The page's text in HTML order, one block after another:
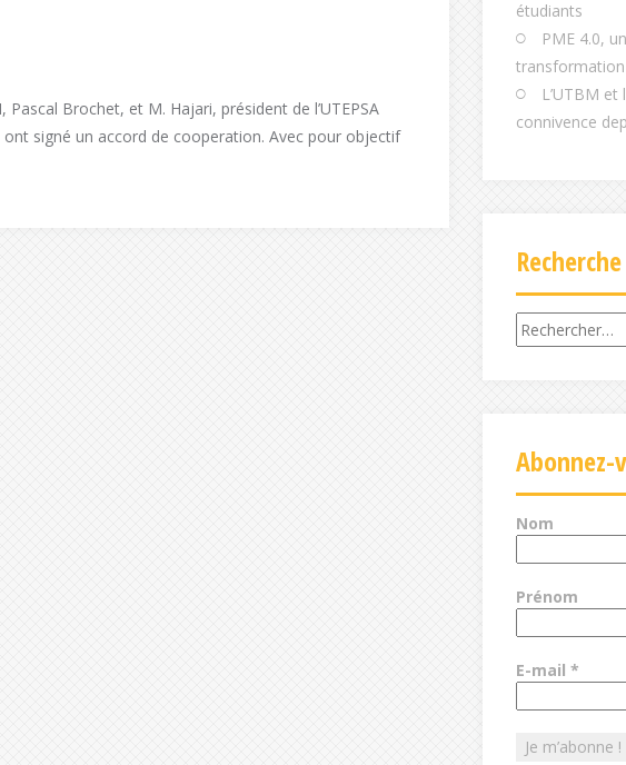
Brochet, et M. Hajari, président de l’UTEPSA
signé un accord de cooperation. Avec pour objectif
étudiants
PME 4.0,
L’UTBM
connivence
Recherche
Rechercher :
Abonnez-
Nom
Prénom
E-mail *